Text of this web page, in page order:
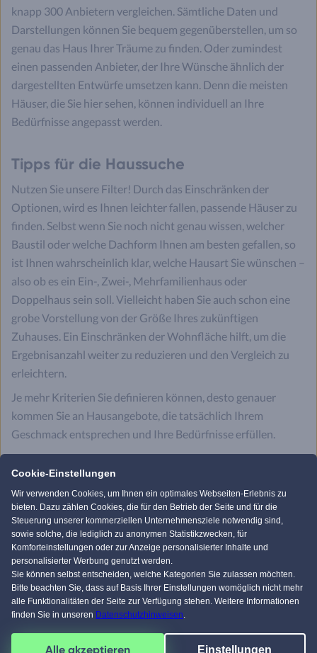
knapp 300 Anbietern vergleichen. Sämtliche Daten und
Darstellungen können Sie bequem gegenüberstellen, um so
genau das Haus Ihrer Träume zu finden. Oder zumindest
einen passenden Anbieter, der Ihre Wünsche ähnlich der
dargestellten Entwürfe umsetzen kann. Denn die meisten
Häuser, die Sie hier sehen, können individuell an Ihre
Bedürfnisse angepasst werden.
Tipps für die Haussuche
Nutzen Sie unsere Filter! Durch das Einschränken der
Optionen, wird es Ihnen leichter fallen, passende Häuser zu
finden. Selbst wenn Sie noch nicht genau wissen, welcher
Baustil oder welche Dachform Ihnen am besten gefallen, so
ist Ihnen wahrscheinlich klar, welche Hausart Sie wünschen –
also ob es ein Ein-, Zwei-, Mehrfamilienhaus oder
Doppelhaus sein soll. Vielleicht haben Sie auch schon eine
grobe Vorstellung von der Größe Ihres zukünftigen
Zuhauses. Ein Einschränken der Wohnfläche hilft, um die
Ergebnisanzahl weiter zu reduzieren und den Vergleich zu
erleichtern.
Je mehr Kriterien Sie definieren können, desto genauer
kommen Sie an Hausangebote, die tatsächlich Ihrem
Geschmack entsprechen und Ihre Bedürfnisse erfüllen.
Ein zu frühzeitiges Einschränken, beispielsweise bei der
Bauweise, kann Ihnen hingegen ebenso tolle Objekte
verwehren. Daher empfehlen wir Ihnen, gerade auch einmal
Fertighäuser mit Massivhäusern zu vergleichen. Heutzutage
gibt es rein qualitativ kaum noch Unterschiede zwischen
diesen Bauweisen. Und preislich finden sich bei beiden
sowohl günstige, als auch sehr luxuriöse Eigenheime.
Unser Hausbau-Assistent bringt Sie
noch schneller ans Ziel
Cookie-Einstellungen
Wir verwenden Cookies, um Ihnen ein optimales Webseiten-Erlebnis zu
bieten. Dazu zählen Cookies, die für den Betrieb der Seite und für die
Steuerung unserer kommerziellen Unternehmensziele notwendig sind,
sowie solche, die lediglich zu anonymen Statistikzwecken, für
Komforteinstellungen oder zur Anzeige personalisierter Inhalte und
personalisierter Werbung genutzt werden.
Sie können selbst entscheiden, welche Kategorien Sie zulassen möchten.
Bitte beachten Sie, dass auf Basis Ihrer Einstellungen womöglich nicht mehr
alle Funktionalitäten der Seite zur Verfügung stehen. Weitere Informationen
finden Sie in unseren Datenschutzhinweisen.
Alle akzeptieren Einstellungen